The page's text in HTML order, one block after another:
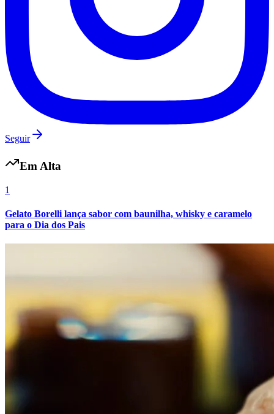
Grêmio
Internacional
Seguir
Em Alta
1
Gelato Borelli lança sabor com baunilha, whisky e caramelo
para o Dia dos Pais